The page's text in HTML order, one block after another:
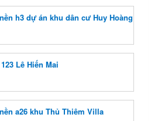
h3 dự án khu dân cư Huy Hoàng
Lê Hiến Mai
a26 khu Thủ Thiêm Villa